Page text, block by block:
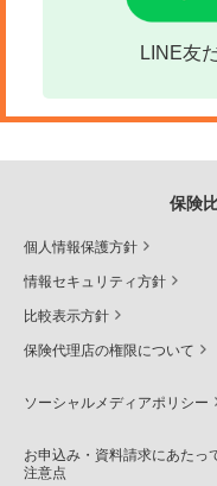
LINE友
保険
個人情報保護方針
情報セキュリティ方針
比較表示方針
保険代理店の権限について
ソーシャルメディアポリシー
お申込み・資料請求にあたっ
注意点